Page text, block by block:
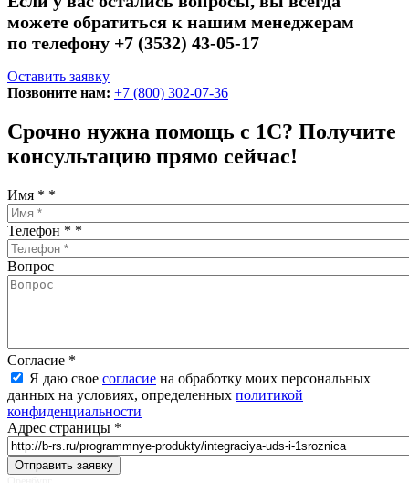
можете обратиться к нашим менеджерам
по телефону +7 (3532) 43-05-17
Оставить заявку
Позвоните нам: +7 (800) 302-07-36
Срочно нужна помощь с 1С? Получите
консультацию прямо сейчас!
Имя * *
Телефон * *
Вопрос
Согласие *
Я даю свое согласие на обработку моих персональных
данных на условиях, определенных политикой
конфиденциальности
Адрес страницы *